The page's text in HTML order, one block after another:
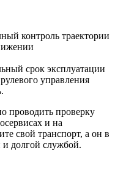
контроль траектории
срок эксплуатации
управления
проводить проверку
и на
свой транспорт, а он в
долгой службой.